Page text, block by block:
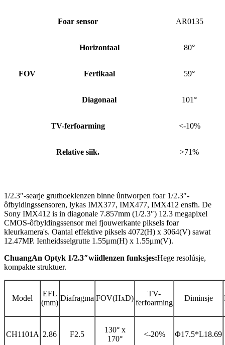
Foar sensor AR0135
FOV
Horizontaal 80°
Fertikaal 59°
Diagonaal 101°
TV-ferfoarming <-10%
Relative siik. >71%
1/2.3″-searje gruthoeklenzen binne ûntworpen foar 1/2.3″-
ôfbyldingssensoren, lykas IMX377, IMX477, IMX412 ensfh. De
Sony IMX412 is in diagonale 7.857mm (1/2.3″) 12.3 megapixel
CMOS-ôfbyldingssensor mei fjouwerkante piksels foar
kleurkamera's. Oantal effektive piksels 4072(H) x 3064(V) sawat
12.47MP. Ienheidsselgrutte 1.55μm(H) x 1.55μm(V).
ChuangAn Optyk 1/2.3″wiidlenzen funksjes:Hege resolúsje,
kompakte struktuer.
Model
EFL
(mm)
Diafragma FOV(HxD)
TV-
ferfoarming
Diminsje
CH1101A 2.86 F2.5
130° x
170°
<-20% Φ17.5*L18.69